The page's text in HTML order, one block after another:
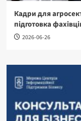
Кадри для
підготовка
2026-06-26